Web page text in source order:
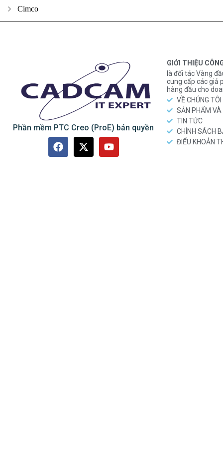
Cimco
Phần mềm PTC Creo (ProE) bản quyền
GIỚI THIỆU
là đối tác Vàng
cung cấp các giả
hàng đầu cho
VỀ CHÚNG TÔI
SẢN PHẨM VÀ
TIN TỨC
CHÍNH SÁCH
ĐIỂU KHOẢN